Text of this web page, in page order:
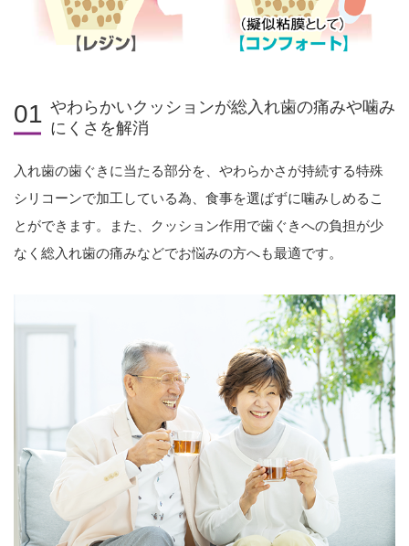
01 やわらかいクッションが総入れ歯の痛みや噛み
にくさを解消
入れ歯の歯ぐきに当たる部分を、やわらかさが持続する特殊
シリコーンで加工している為、食事を選ばずに噛みしめるこ
とができます。また、クッション作用で歯ぐきへの負担が少
なく総入れ歯の痛みなどでお悩みの方へも最適です。